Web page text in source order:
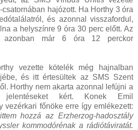
hajózott. Ha Horthy 3 óra
és azonnal visszafordul,
a helyszínre 9 óra 30 perc előtt. Az
azonban már 6 óra 12 perckor
vezette kötelék még hajnalban
és itt értesültek az SMS Szent
Horthy nem akarta azonnal lefújni a
jelentéseket kért. Konek Emil
vezérkari főnöke erre így emlékezett:
hozzá az Erzherzog-hadosztály
kommodórénak a rádiótáviratát.